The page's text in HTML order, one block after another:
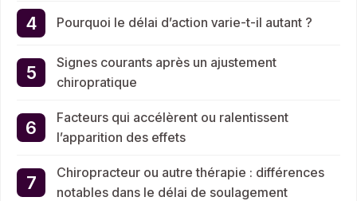
Pourquoi le délai d’action varie-t-il autant ?
Signes courants après un ajustement
chiropratique
Facteurs qui accélèrent ou ralentissent
l’apparition des effets
Chiropracteur ou autre thérapie : différences
notables dans le délai de soulagement